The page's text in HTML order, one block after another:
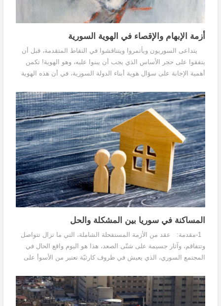
أزمة الإبهام والإقصاء في الهوية السورية
يتداعى السوريون ويأتمروا ويتناقشوا في النقاط المتقدمة، قبل أن
يتفقوا على حجر الأساس الذي يجب أن يبنوا عليه، وهو الهوية! تكمن
أهمية الإجابة على سؤال هوية أبناء الدولة السورية، في أن هذه الهوية
المساكنة في سوريا بين المشكلة والحل
1-مقدمة: عقد من الأزمة المستفحلة الشاملة، التي ما تزال تتواصل
وتتفاقم، وآثار جسيمة على شتّى الصعد، هذا هو اليوم واقع الحال في
المجتمع السوري، الذي يعيش في ظروف كارثيّة تعتبر من الأسوأ على